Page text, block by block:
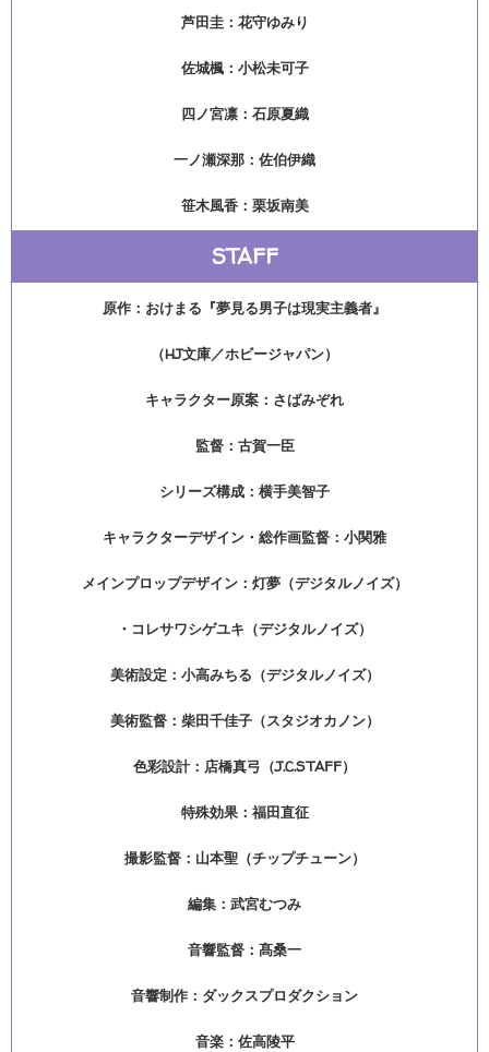
芦田圭：花守ゆみり
佐城楓：小松未可子
四ノ宮凛：石原夏織
一ノ瀬深那：佐伯伊織
笹木風香：栗坂南美
STAFF
原作：おけまる『夢見る男子は現実主義者』
（HJ文庫／ホビージャパン）
キャラクター原案：さばみぞれ
監督：古賀一臣
シリーズ構成：横手美智子
キャラクターデザイン・総作画監督：小関雅
メインプロップデザイン：灯夢（デジタルノイズ）
・コレサワシゲユキ（デジタルノイズ）
美術設定：小高みちる（デジタルノイズ）
美術監督：柴田千佳子（スタジオカノン）
色彩設計：店橋真弓（J.C.STAFF）
特殊効果：福田直征
撮影監督：山本聖（チップチューン）
編集：武宮むつみ
音響監督：髙桑一
音響制作：ダックスプロダクション
音楽：佐高陵平